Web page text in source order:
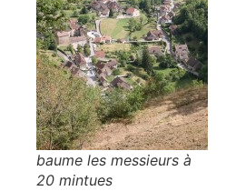
baume les messieurs à
20 mintues